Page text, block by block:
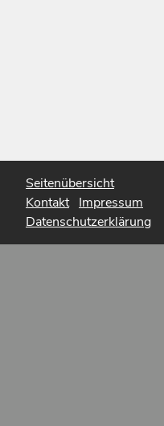
Seitenübersicht
Kontakt Impressum
Datenschutzerklärung